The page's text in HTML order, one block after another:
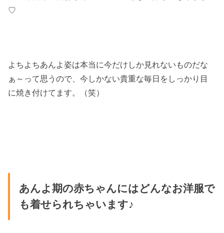
♡
よちよちあんよ姿は本当に今だけしか見れないものだな
ぁ～って思うので、今しかない貴重な毎日をしっかり目
に焼き付けてます。（笑）
あんよ期の赤ちゃんにはどんなお洋服で
も着せられちゃいます♪